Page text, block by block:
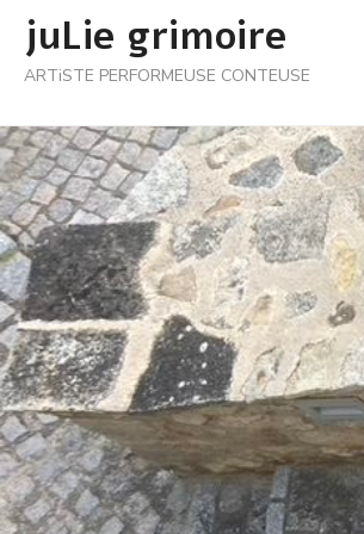
Skip
content
juLie grimoire
ARTiSTE PERFORMEUSE CONTEUSE